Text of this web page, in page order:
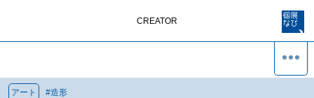
CREATOR
アート #造形